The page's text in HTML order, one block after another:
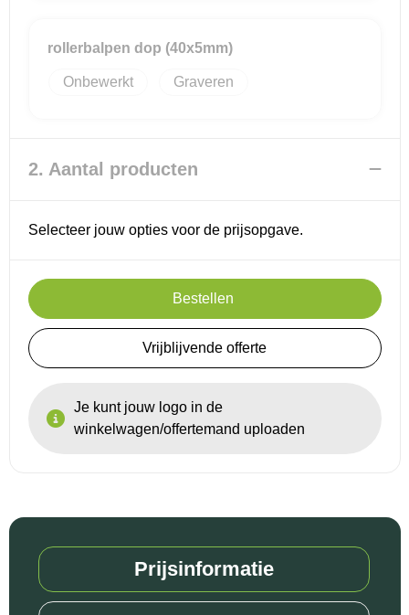
rollerbalpen dop (40x5mm)
Onbewerkt Graveren
2. Aantal producten
Selecteer jouw opties voor de prijsopgave.
Bestellen
Vrijblijvende offerte
Je kunt jouw logo in de
winkelwagen/offertemand uploaden
Prijsinformatie